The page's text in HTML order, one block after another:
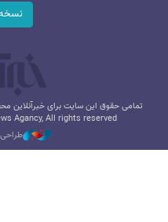
تمامی حقوق این سایت برای خبرآنلاین
Agancy, All rights reserved